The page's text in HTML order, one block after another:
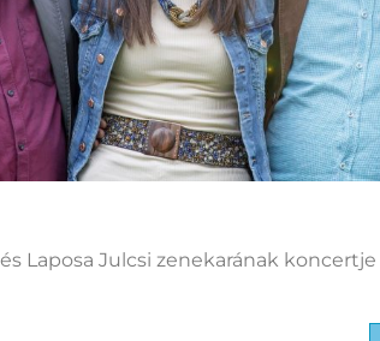
Laposa Julcsi zenekarának koncertje